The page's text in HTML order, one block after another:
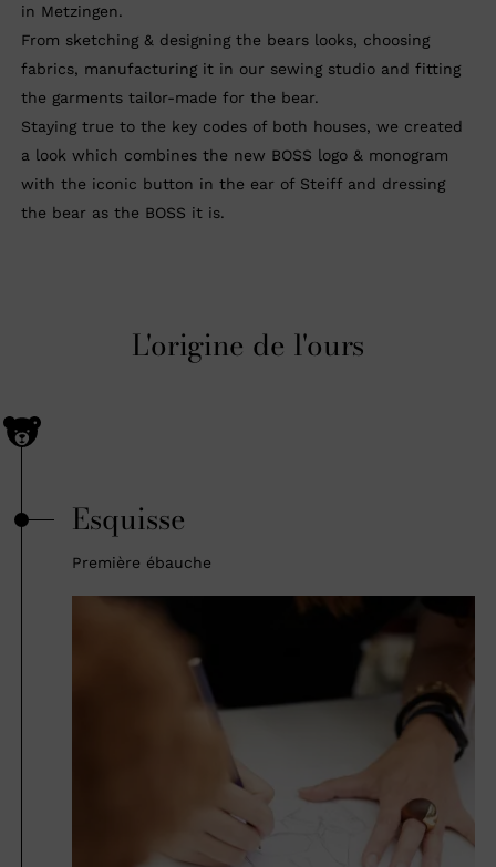
in Metzingen.
From sketching & designing the bears looks, choosing
fabrics, manufacturing it in our sewing studio and fitting
the garments tailor-made for the bear.
Staying true to the key codes of both houses, we created
a look which combines the new BOSS logo & monogram
with the iconic button in the ear of Steiff and dressing
the bear as the BOSS it is.
L'origine de l'ours
Esquisse
Première ébauche